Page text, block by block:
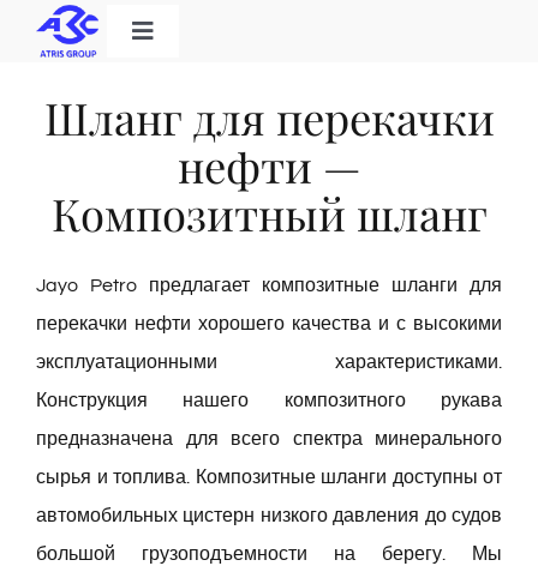
Toggle
Категория продукта
О нас
Скачать
Контакт
Русский
Шланг для перекачки
нефти —
Композитный шланг
Jayo Petro предлагает композитные шланги для
перекачки нефти хорошего качества и с высокими
эксплуатационными характеристиками.
Конструкция нашего композитного рукава
предназначена для всего спектра минерального
сырья и топлива. Композитные шланги доступны от
автомобильных цистерн низкого давления до судов
большой грузоподъемности на берегу. Мы